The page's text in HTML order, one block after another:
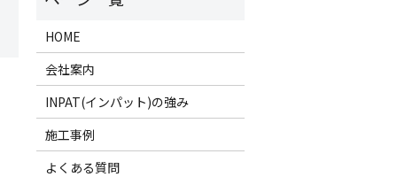
HOME
会社案内
INPAT(インパット)の強み
施工事例
よくある質問